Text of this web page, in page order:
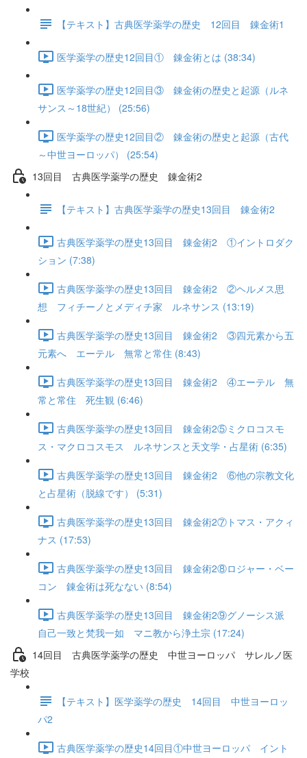
【テキスト】古典医学薬学の歴史 12回目 錬金術1
医学薬学の歴史12回目① 錬金術とは (38:34)
医学薬学の歴史12回目③ 錬金術の歴史と起源（ルネ
サンス～18世紀） (25:56)
医学薬学の歴史12回目② 錬金術の歴史と起源（古代
～中世ヨーロッパ） (25:54)
13回目 古典医学薬学の歴史 錬金術2
【テキスト】古典医学薬学の歴史13回目 錬金術2
古典医学薬学の歴史13回目 錬金術2 ①イントロダク
ション (7:38)
古典医学薬学の歴史13回目 錬金術2 ②ヘルメス思
想 フィチーノとメディチ家 ルネサンス (13:19)
古典医学薬学の歴史13回目 錬金術2 ③四元素から五
元素へ エーテル 無常と常住 (8:43)
古典医学薬学の歴史13回目 錬金術2 ④エーテル 無
常と常住 死生観 (6:46)
古典医学薬学の歴史13回目 錬金術2⑤ミクロコスモ
ス・マクロコスモス ルネサンスと天文学・占星術 (6:35)
古典医学薬学の歴史13回目 錬金術2 ⑥他の宗教文化
と占星術（脱線です） (5:31)
古典医学薬学の歴史13回目 錬金術2⑦トマス・アクィ
ナス (17:53)
古典医学薬学の歴史13回目 錬金術2⑧ロジャー・ベー
コン 錬金術は死なない (8:54)
古典医学薬学の歴史13回目 錬金術2⑨グノーシス派
自己一致と梵我一如 マニ教から浄土宗 (17:24)
14回目 古典医学薬学の歴史 中世ヨーロッパ サレルノ医
学校
【テキスト】医学薬学の歴史 14回目 中世ヨーロッ
パ2
古典医学薬学の歴史14回目①中世ヨーロッパ イント